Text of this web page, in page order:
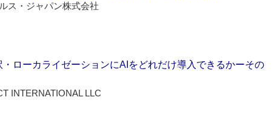
ス・ジャパン株式会社
ローカライゼーションにAIをどれだけ導入できるかーその
INTERNATIONAL LLC